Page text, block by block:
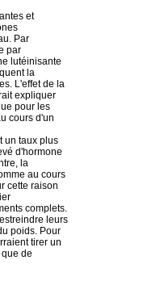
et
Par
par
lutéinisante
la
L'effet de la
expliquer
pour les
cours d'un
un taux plus
d'hormone
la
au cours
cette raison
complets.
leurs
poids. Pour
tirer un
de